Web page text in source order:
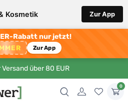
Kosmetik Zur App
Rabatt nur jetzt!
Zur App
über 80 EUR
0